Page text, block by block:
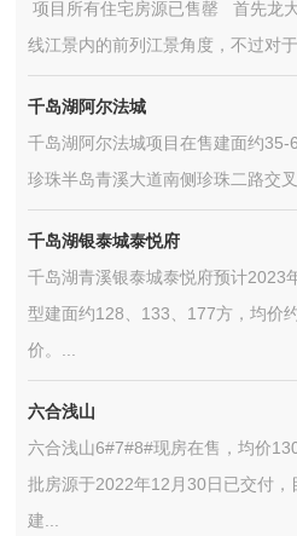
项目所有住宅房源已售罄 首先龙
线江景内的前列江景角度，不过对于
千岛湖阿尔法城
千岛湖阿尔法城项目在售建面约
珍珠半岛青溪大道南侧珍珠二路交
千岛湖银泰城泰悦府
千岛湖青溪银泰城泰悦府预计2023
型建面约128、133、177方，均价
价。...
六合浅山
六合浅山6#7#8#现房在售，均价
批房源于2022年12月30日已交付，
建...